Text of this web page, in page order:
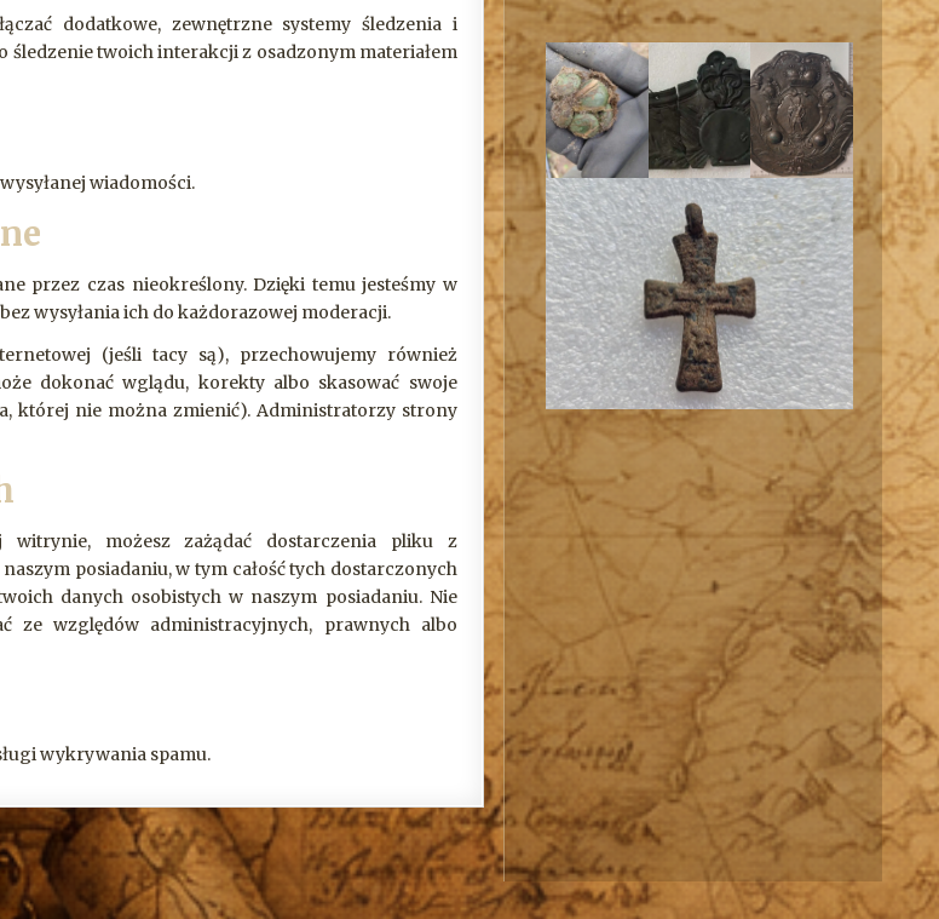
dodatkowe, zewnętrzne systemy śledzenia i
śledzenie twoich interakcji z osadzonym materiałem
wiadomości.
przez czas nieokreślony. Dzięki temu jesteśmy w
wysyłania ich do każdorazowej moderacji.
(jeśli tacy są), przechowujemy również
dokonać wglądu, korekty albo skasować swoje
której nie można zmienić). Administratorzy strony
możesz zażądać dostarczenia pliku z
posiadaniu, w tym całość tych dostarczonych
danych osobistych w naszym posiadaniu. Nie
ze względów administracyjnych, prawnych albo
wykrywania spamu.